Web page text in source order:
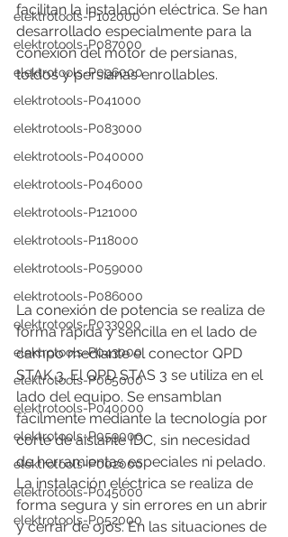
elektrotools-P102000
elektrotools-P087000
elektrotools-P096000
elektrotools-P041000
elektrotools-P083000
elektrotools-P040000
elektrotools-P046000
elektrotools-P121000
elektrotools-P118000
elektrotools-P059000
elektrotools-P086000
elektrotools-P033000
elektrotools-P043000
elektrotools-P065000
elektrotools-P040000
elektrotools-P059000
elektrotools-P002000
elektrotools-P045000
elektrotools-P052000
facilitan la instalación eléctrica. Se han
desarrollado especialmente para la
conexión del motor de persianas,
toldos y persianas enrollables.
La conexión de potencia se realiza de
forma rápida y sencilla en el lado de
campo mediante el conector QPD
STAK 3. El QPD STAS 3 se utiliza en el
lado del equipo. Se ensamblan
fácilmente mediante la tecnología por
corte de aislante IDC, sin necesidad
de herramientas especiales ni pelado.
La instalación eléctrica se realiza de
forma segura y sin errores en un abrir
y cerrar de ojos. En las situaciones de